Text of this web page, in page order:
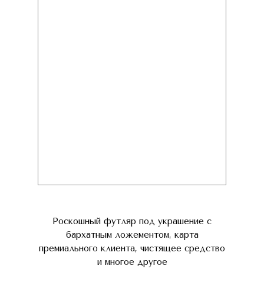
Роскошный футляр под украшение с
бархатным ложементом, карта
премиального клиента, чистящее средство
и многое другое